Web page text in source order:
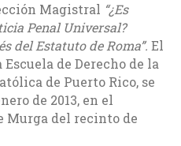
Magistral “¿Es
Penal Universal?
del Estatuto de Roma”. El
de Derecho de la
de Puerto Rico, se
de 2013, en el
del recinto de